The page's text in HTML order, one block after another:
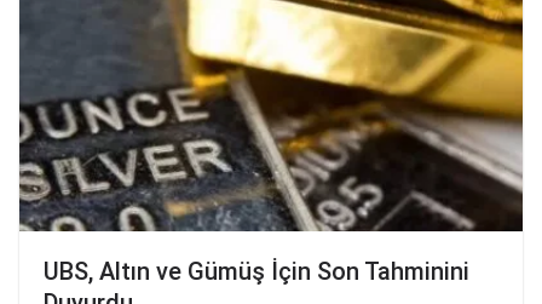
UBS, Altın ve Gümüş İçin Son Tahminini